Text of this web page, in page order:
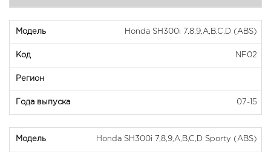
Honda SH300i 7,8,9,A,B,C,D (ABS)
NF02
07-15
Honda SH300i 7,8,9,A,B,C,D Sporty (ABS)